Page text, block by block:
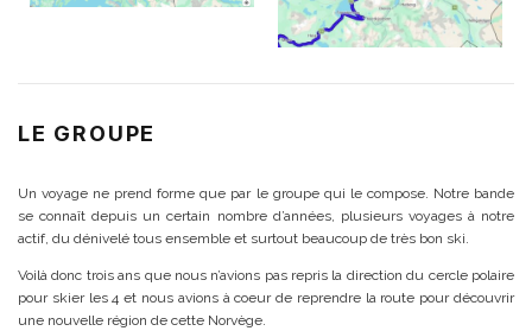
LE GROUPE
Un voyage ne prend forme que par le groupe qui le compose. Notre bande
se connaît depuis un certain nombre d’années, plusieurs voyages à notre
actif, du dénivelé tous ensemble et surtout beaucoup de très bon ski.
Voilà donc trois ans que nous n’avions pas repris la direction du cercle polaire
pour skier les 4 et nous avions à coeur de reprendre la route pour découvrir
une nouvelle région de cette Norvège.